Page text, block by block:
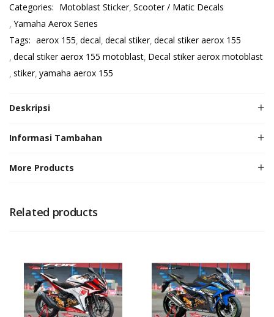
Categories: Motoblast Sticker Scooter / Matic Decals
Yamaha Aerox Series
Tags: aerox 155 decal decal stiker decal stiker aerox 155
decal stiker aerox 155 motoblast Decal stiker aerox motoblast
stiker yamaha aerox 155
Deskripsi
Informasi Tambahan
More Products
Related products